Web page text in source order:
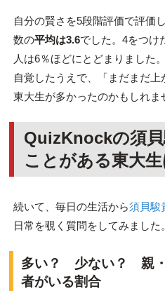
自分の賢さを5段階評価で評価
数の平均は3.6でした。4をつけ
人は6％ほどにとどまりました
自覚したうえで、「まだまだ
東大生が多かったのかもしれま
QuizKnockの須
ことがある東大生
続いて、毎日の生活から須貝駿
日常を覗く質問をしてみました。
多い？ 少ない？ 親・
者がいる割合